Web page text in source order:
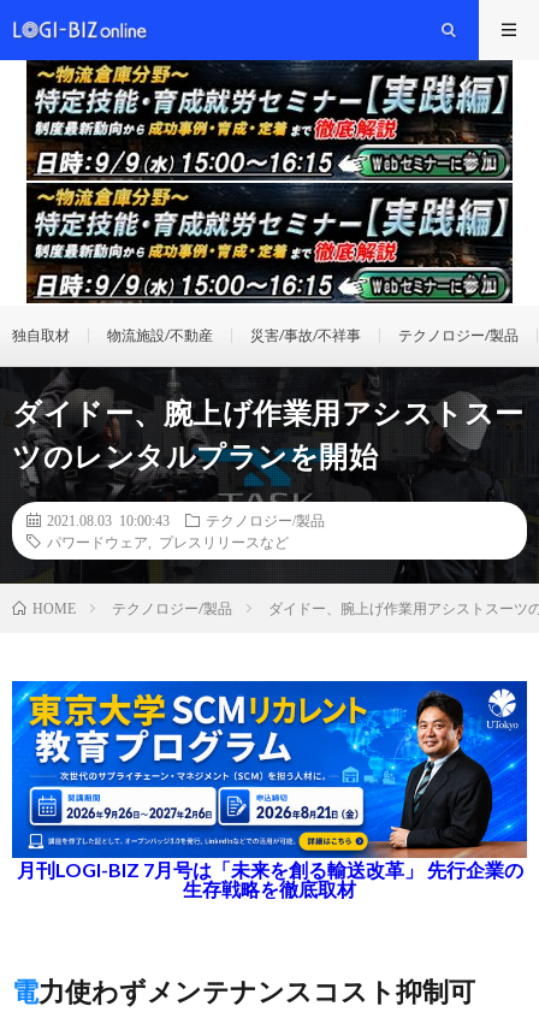
独自取材 物流施設/不動産 災害/事故/不祥事 テクノロジー/製品
ダイドー、腕上げ作業用アシストスー
ツのレンタルプランを開始
2021.08.03 10:00:43
テクノロジー/製品
パワードウェア
プレスリリースなど
HOME テクノロジー/製品 ダイドー、腕上げ作業用アシストスーツ
月刊LOGI-BIZ 7月号は「未来を創る輸送改革」 先行企業の
生存戦略を徹底取材
電力使わずメンテナンスコスト抑制可